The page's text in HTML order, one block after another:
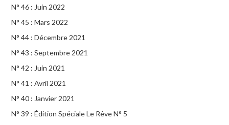
N° 46 : Juin 2022
N° 45 : Mars 2022
N° 44 : Décembre 2021
N° 43 : Septembre 2021
N° 42 : Juin 2021
N° 41 : Avril 2021
N° 40 : Janvier 2021
N° 39 : Édition Spéciale Le Rêve N° 5